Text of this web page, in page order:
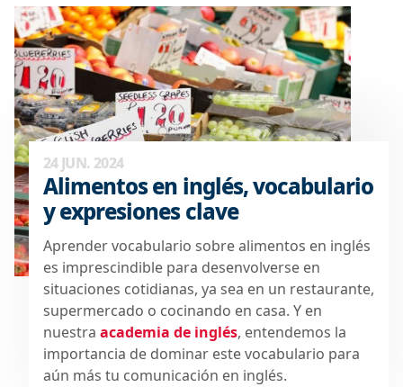
24 JUN. 2024
Alimentos en inglés, vocabulario
y expresiones clave
Aprender vocabulario sobre alimentos en inglés
es imprescindible para desenvolverse en
situaciones cotidianas, ya sea en un restaurante,
supermercado o cocinando en casa. Y en
nuestra academia de inglés, entendemos la
importancia de dominar este vocabulario para
aún más tu comunicación en inglés.